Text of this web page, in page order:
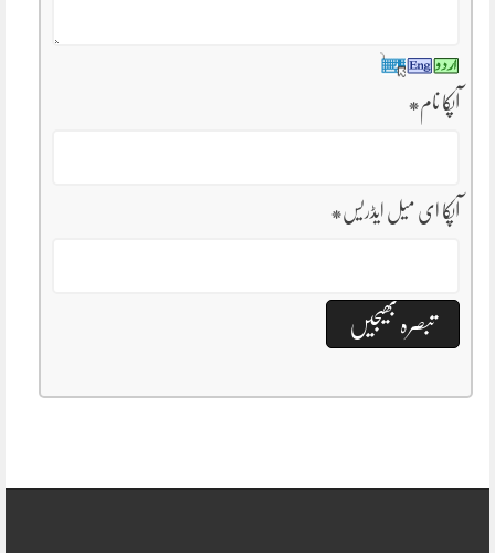
آپکا نام*
آپکا ای میل ایڈریس*